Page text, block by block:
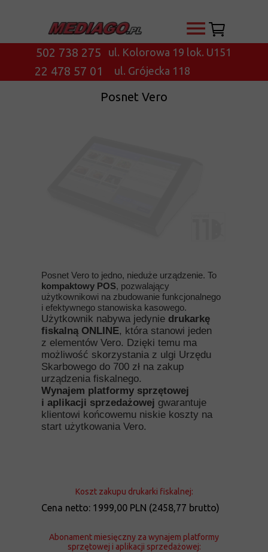
Abonament miesięczny za wynajem platformy
sprzętowej i aplikacji sprzedażowej:
Koszt zakupu drukarki fiskalnej:
Cena netto: 1999,00 PLN (2458,77 brutto)
Posnet Vero to jedno, nieduże urządzenie. To
kompaktowy POS, pozwalający
użytkownikowi na zbudowanie funkcjonalnego
i efektywnego stanowiska kasowego.
Użytkownik nabywa jedynie drukarkę
fiskalną ONLINE, która stanowi jeden
z elementów Vero. Dzięki temu ma
możliwość skorzystania z ulgi Urzędu
Skarbowego do 700 zł na zakup
urządzenia fiskalnego.
Wynajem platformy sprzętowej
i aplikacji sprzedażowej gwarantuje
klientowi końcowemu niskie koszty na
start użytkowania Vero.
Posnet Vero
ul. Grójecka 118
ul. Kolorowa 19 lok. U151
22 478 57 01
502 738 275